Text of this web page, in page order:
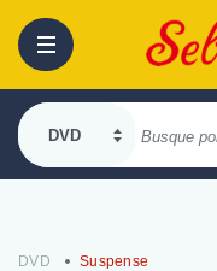
DVD Suspense